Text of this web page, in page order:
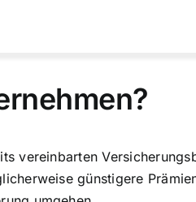
vereinbarten
günstigere